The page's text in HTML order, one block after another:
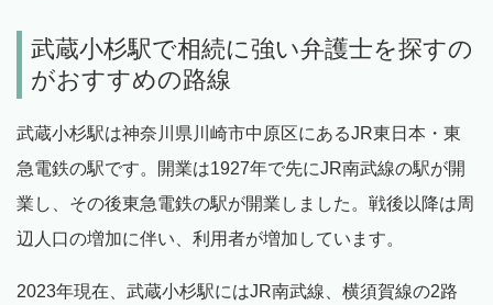
武蔵小杉駅で相続に強い弁護士を探すの
がおすすめの路線
武蔵小杉駅は神奈川県川崎市中原区にあるJR東日本・東
急電鉄の駅です。開業は1927年で先にJR南武線の駅が開
業し、その後東急電鉄の駅が開業しました。戦後以降は周
辺人口の増加に伴い、利用者が増加しています。
2023年現在、武蔵小杉駅にはJR南武線、横須賀線の2路